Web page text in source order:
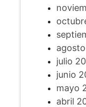
julio
junio
mayo
abril